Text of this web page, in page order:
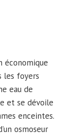
économique
les foyers
eau de
et se dévoile
enceintes.
osmoseur